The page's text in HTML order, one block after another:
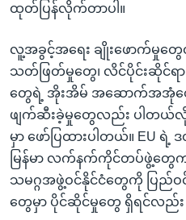
ထုတ်ပြန်လိုက်တာပါ။
လူ့အခွင့်အရေး ချိုးဖောက်မှုတွေ
သတ်ဖြတ်မှုတွေ၊ လိင်ပိုင်းဆိုင်ရာ
တွေရဲ့ အိုးအိမ် အဆောက်အအုံ
ဖျက်ဆီးခဲ့မှုတွေလည်း ပါတယ်လို့
မှာ ဖော်ပြထားပါတယ်။ EU
မြန်မာ လက်နက်ကိုင်တပ်ဖွဲ့တွေက
သမဂ္ဂအဖွဲ့ဝင်နိုင်ငံတွေကို ပြည်ဝင်
တွေမှာ ပိုင်ဆိုင်မှုတွေ ရှိရင်လည်း